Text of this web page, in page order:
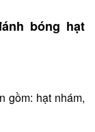
bóng hạt
gồm: hạt nhám,